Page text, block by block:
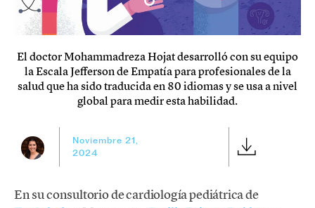
El doctor Mohammadreza Hojat desarrolló con su equipo
la Escala Jefferson de Empatía para profesionales de la
salud que ha sido traducida en 80 idiomas y se usa a nivel
global para medir esta habilidad.
Noviembre 21,
2024
En su consultorio de cardiología pediátrica de